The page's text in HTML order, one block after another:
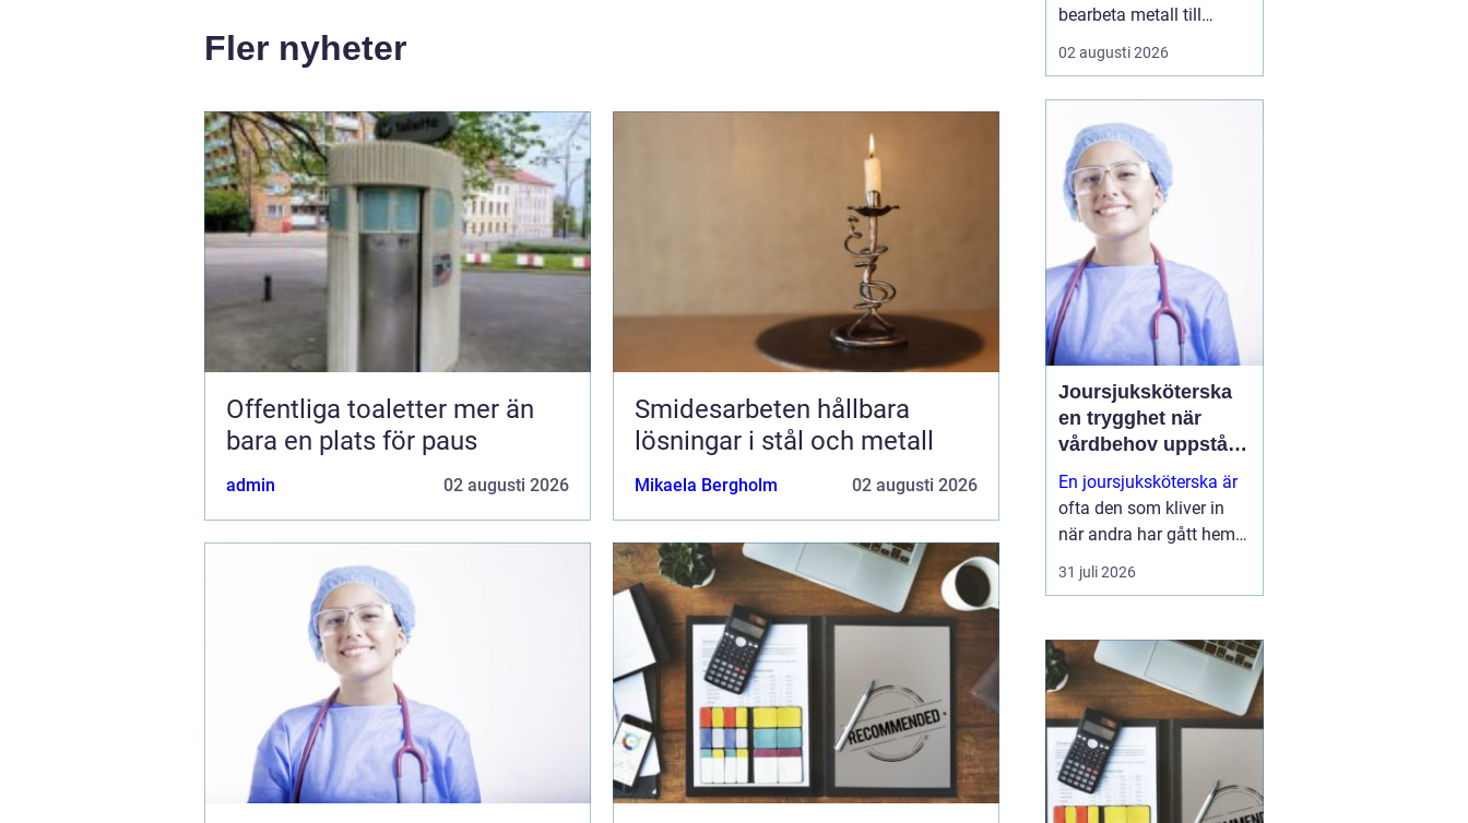
Fler nyheter
Offentliga toaletter mer än
bara en plats för paus
admin 02 augusti 2026
Smidesarbeten hållbara
lösningar i stål och metall
Mikaela Bergholm 02 augusti 2026
bearbeta metall till
starka och hållbara
konstruktioner. Det kan
trappor till stora
stålkonstruktioner i
industrin. När smidet
utförs rätt får du
produkter som håller
länge, tål...
02 augusti 2026
Joursjuksköterska
en trygghet när
vårdbehov uppstår
dygnet runt
En joursjuksköterska är
ofta den som kliver in
när andra har gått hem
för dagen. Under sena
kvällar, nätter och helger
människor på
äldreboenden, LSS-
boenden, inom
socialpsykiatrin och i
ord...
31 juli 2026